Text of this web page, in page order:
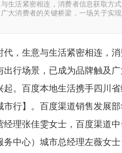
生活紧密相连，消费者信息获取方
大消费者的关键桥梁，一场关于实
，生意与生活紧密相连，
行场景，已成为品牌触及
。百度本地生活携手四川
市行】。百度渠道销售发展
理张佳雯女士，百度渠道
中心）城市总经理左薇女